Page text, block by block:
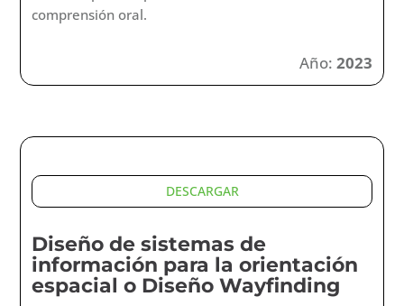
Comunicación Aumentativa y
Alternativa